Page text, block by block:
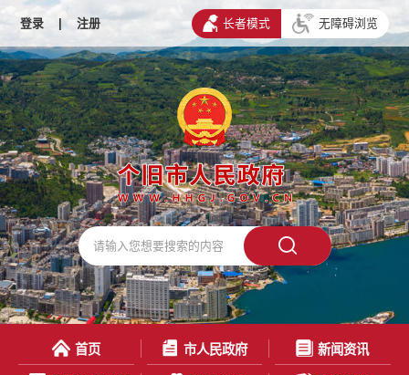
登录 | 注册 长者模式 无障碍浏览
首页 市人民政府 新闻资讯